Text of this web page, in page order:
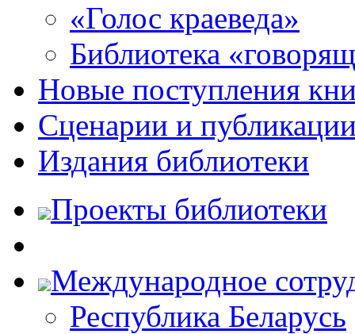
«Голос краеведа»
Библиотека
Новые поступления
Сценарии и
Издания библиотеки
Проекты библиотеки
Международное
Республика Беларусь